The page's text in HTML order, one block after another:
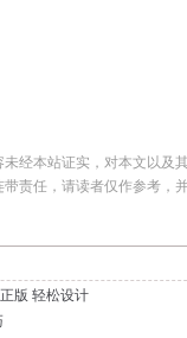
经本站证实，对本文以及
责任，请读者仅作参考，
版 轻松设计